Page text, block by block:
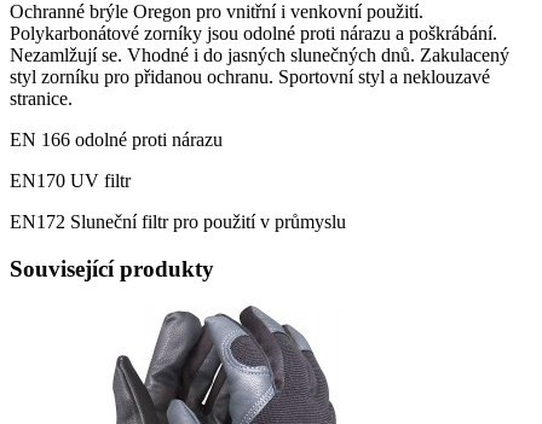
Ochranné brýle Oregon pro vnitřní i venkovní použití.
Polykarbonátové zorníky jsou odolné proti nárazu a poškrábání.
Nezamlžují se. Vhodné i do jasných slunečných dnů. Zakulacený
styl zorníku pro přidanou ochranu. Sportovní styl a neklouzavé
stranice.
EN 166 odolné proti nárazu
EN170 UV filtr
EN172 Sluneční filtr pro použití v průmyslu
Související produkty